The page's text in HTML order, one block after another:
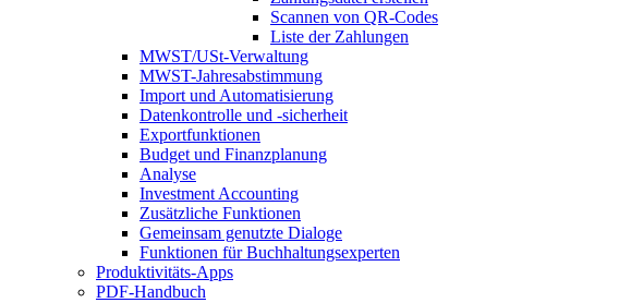
Scannen von QR-Codes
Liste der Zahlungen
MWST/USt-Verwaltung
MWST-Jahresabstimmung
Import und Automatisierung
Datenkontrolle und -sicherheit
Exportfunktionen
Budget und Finanzplanung
Analyse
Investment Accounting
Zusätzliche Funktionen
Gemeinsam genutzte Dialoge
Funktionen für Buchhaltungsexperten
Produktivitäts-Apps
PDF-Handbuch